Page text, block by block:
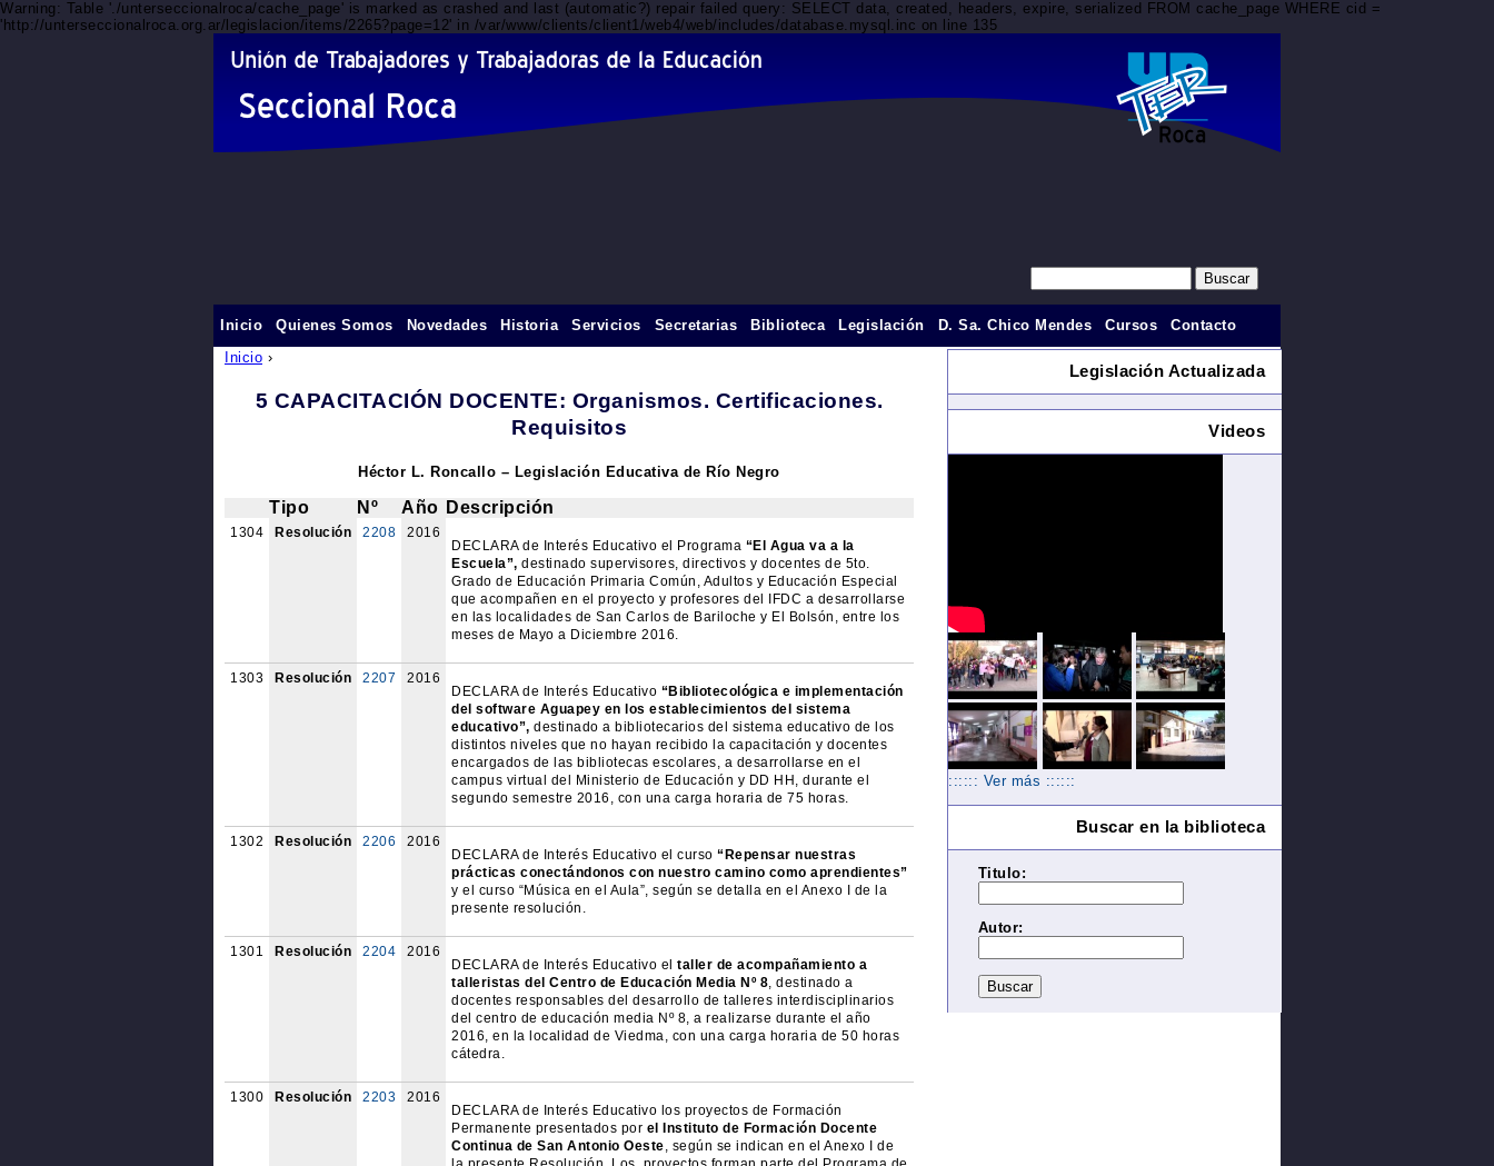
Warning: Table './unterseccionalroca/cache_page' is marked as crashed and last (automatic?) repair failed query: SELECT data, created, headers, expire, serialized FROM cache_page WHERE cid =
'http://unterseccionalroca.org.ar/legislacion/items/2265?page=12' in /var/www/clients/client1/web4/web/includes/database.mysql.inc on line 135
Inicio ›
5 CAPACITACIÓN DOCENTE: Organismos. Certificaciones.
Requisitos
Héctor L. Roncallo – Legislación Educativa de Río Negro
Tipo Nº Año Descripción
1304 Resolución 2208
2016
DECLARA de Interés Educativo el Programa “El Agua va a la
Escuela”, destinado supervisores, directivos y docentes de 5to.
Grado de Educación Primaria Común, Adultos y Educación Especial
que acompañen en el proyecto y profesores del IFDC a desarrollarse
en las localidades de San Carlos de Bariloche y El Bolsón, entre los
meses de Mayo a Diciembre 2016.
1303 Resolución 2207
2016
DECLARA de Interés Educativo “Bibliotecológica e implementación
del software Aguapey en los establecimientos del sistema
educativo”, destinado a bibliotecarios del sistema educativo de los
distintos niveles que no hayan recibido la capacitación y docentes
encargados de las bibliotecas escolares, a desarrollarse en el
campus virtual del Ministerio de Educación y DD HH, durante el
segundo semestre 2016, con una carga horaria de 75 horas.
1302 Resolución 2206
2016
DECLARA de Interés Educativo el curso “Repensar nuestras
prácticas conectándonos con nuestro camino como aprendientes”
y el curso “Música en el Aula”, según se detalla en el Anexo I de la
presente resolución.
1301 Resolución 2204
2016
DECLARA de Interés Educativo el taller de acompañamiento a
talleristas del Centro de Educación Media Nº 8, destinado a
docentes responsables del desarrollo de talleres interdisciplinarios
del centro de educación media Nº 8, a realizarse durante el año
2016, en la localidad de Viedma, con una carga horaria de 50 horas
cátedra.
1300 Resolución 2203
2016
DECLARA de Interés Educativo los proyectos de Formación
Permanente presentados por el Instituto de Formación Docente
Continua de San Antonio Oeste, según se indican en el Anexo I de
Inicio Quienes Somos Novedades Historia Servicios Secretarias Biblioteca Legislación D. Sa. Chico Mendes Cursos Contacto
Legislación Actualizada
Videos
:::::: Ver más ::::::
Buscar en la biblioteca
Titulo:
Autor: